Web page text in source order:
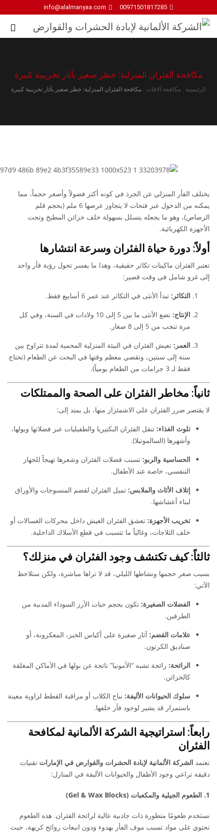
00971501817285
info@alalmanyaa.com
مكافحة الفئران المنزلية: خطر صغير بآثار تخريبية كبيرة
الرئيسية مكافحة الافات مكافحة الفئران المنزلية: خطر صغير بآثار تخريبية كبيرة
يختلف الفأر المنزلي عن الجرذ في كونه أكثر فضولاً وأصغر حجماً، مما
يمكنه من الدخول عبر فتحات لا يتجاوز عرضها 6 ملم (بحجم قلم
الرصاص)، وهو ما يجعله يتسلل بسهولة خلف خزائن المطبخ وتحت
الأجهزة الكهربائية.
أولاً: دورة حياة الفئران وسرعة انتشارها
تعتبر الفئران ماكينات تكاثر حقيقية، وهذا ما يفسر تحول رؤية فأر واحد
إلى غزو شامل في وقت قصير:
التكاثر: تبدأ الأنثى في التكاثر عند عمر 6 أسابيع فقط.
الإنتاج:
تضع الأنثى ما بين 5 إلى 10 ولادات في السنة، وفي كل
مرة تنجب من 5 إلى 8 صغار.
العمر: تعيش الفئران في البيئة المنزلية المحمية لمدة تتراوح بين
سنة إلى سنتين، وتقضي معظم وقتها في البحث عن الطعام (تحتاج
فقط لـ 3 جرامات من الطعام يومياً).
ثانياً: مخاطر الفئران على الصحة والممتلكات
لا يقتصر ضرر الفئران على الاشمئزاز منها، بل يمتد إلى:
تلوث الغذاء: تنقل الفئران البكتيريا والطفيليات عبر فضلاتها وبولها،
وأشهرها (السالمونيلا).
الحساسية والربو: تسبب فضلات الفئران وشعرها تهيجاً للجهاز
التنفسي، خاصة عند الأطفال.
إتلاف الأثاث والملابس: تميل الفئران لقضم المنسوجات والأوراق
لبناء أعشاشها.
تخريب الأجهزة: تعشق الفئران العيش داخل محركات الغسالات أو
خلف الثلاجات، وغالباً ما تتسبب في قطع الأسلاك الداخلية.
ثالثاً: كيف تكتشف وجود الفئران في منزلك؟
بسبب صغر حجمها ونشاطها الليلي، قد لا تراها مباشرة، ولكن ستلاحظ
الآتي:
الفضلات الصغيرة: تكون بحجم حبات الأرز السوداء المدببة من
الطرفين.
علامات القضم: آثار صغيرة على أكياس الخبز، المعكرونة، أو
صناديق الكرتون.
الرائحة: رائحة تشبه “الأمونيا” ناتجة عن بولها في الأماكن المغلقة
كالخزائن.
سلوك الحيوانات الأليفة: نباح الكلاب أو مراقبة القطط لزاوية معينة
باستمرار قد يشير لوجود فأر خلفها.
رابعاً: استراتيجية الشركة الألمانية لمكافحة
الفئران
تعتمد الشركة الألمانية لإبادة الحشرات والقوارض في الإمارات تقنيات
دقيقة تراعي وجود الأطفال والحيوانات الأليفة في المنازل:
1. الطعوم الجيلية والمكعبات (Gel & Wax Blocks)
نستخدم طعومًا متطورة ذات جاذبية عالية لرائحة الفئران. هذه الطعوم
تحتوي على مواد تسبب موف الفأر بهدوء ودون انبعاث روائح كريهة، حيث